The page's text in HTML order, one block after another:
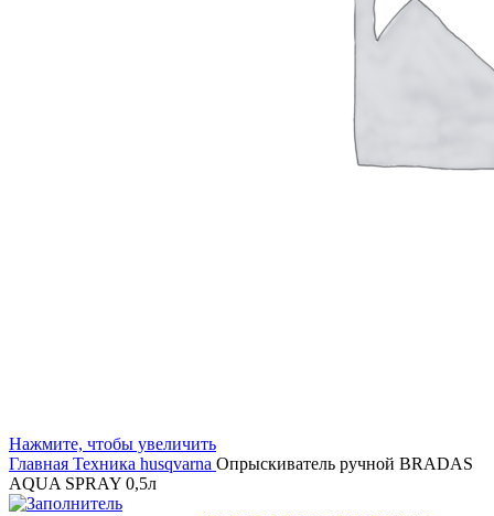
Нажмите, чтобы увеличить
Главная Техника husqvarna Опрыскиватель ручной BRADAS
AQUA SPRAY 0,5л